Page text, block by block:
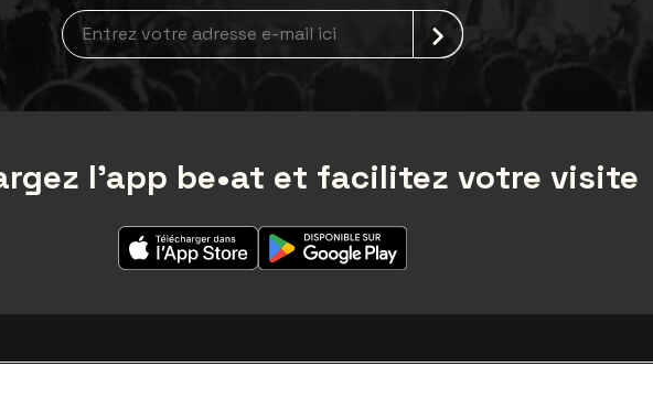
Inscription à la newsletter
l'app be•at et facilitez votre visite